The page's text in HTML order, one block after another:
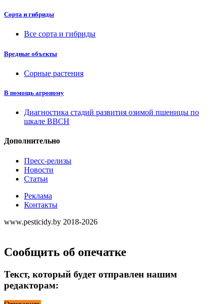
Сорта и гибриды
Все сорта и гибриды
Вредные объекты
Сорные растения
В помощь агроному
Диагностика стадий развития озимой пшеницы по
шкале ВВСН
Дополнительно
Пресс-релизы
Новости
Статьи
Реклама
Контакты
www.pesticidy.by 2018-2026
Сообщить об опечатке
Текст, который будет отправлен нашим
редакторам: